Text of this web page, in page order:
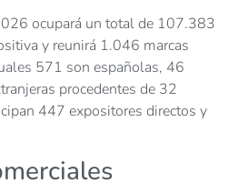
ocupará un total de 107.383
y reunirá 1.046 marcas
571 son españolas, 46
procedentes de 32
447 expositores directos y